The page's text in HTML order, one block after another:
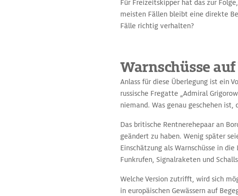
Für Freizeitskipper hat das zur
meisten Fällen bleibt eine direkte
Fälle richtig verhalten?
Warnschüsse
Anlass für diese Überlegung ist ein
russische Fregatte „Admiral
niemand. Was genau geschehen
Das britische Rentnerehepaar an
geändert zu haben. Wenig später
Einschätzung als Warnschüsse in
Funkrufen, Signalraketen und
Welche Version zutrifft, wird sich
in europäischen Gewässern auf